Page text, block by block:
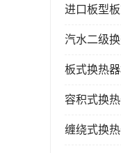
进口板型
汽水二级
板式换热
容积式换
缠绕式换